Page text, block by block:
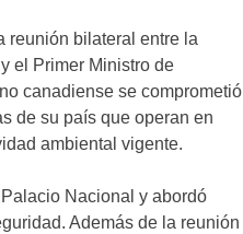
reunión bilateral entre la
el Primer Ministro de
canadiense se comprometió
de su país que operan en
ambiental vigente.
Nacional y abordó
Además de la reunión